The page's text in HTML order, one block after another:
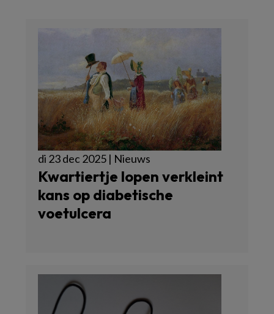
di 23 dec 2025 | Nieuws
Kwartiertje lopen verkleint
kans op diabetische
voetulcera